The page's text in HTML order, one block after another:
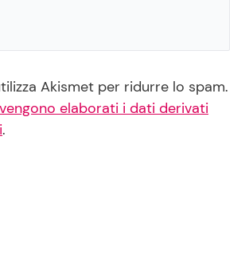
Akismet per ridurre lo spam.
elaborati i dati derivati
.